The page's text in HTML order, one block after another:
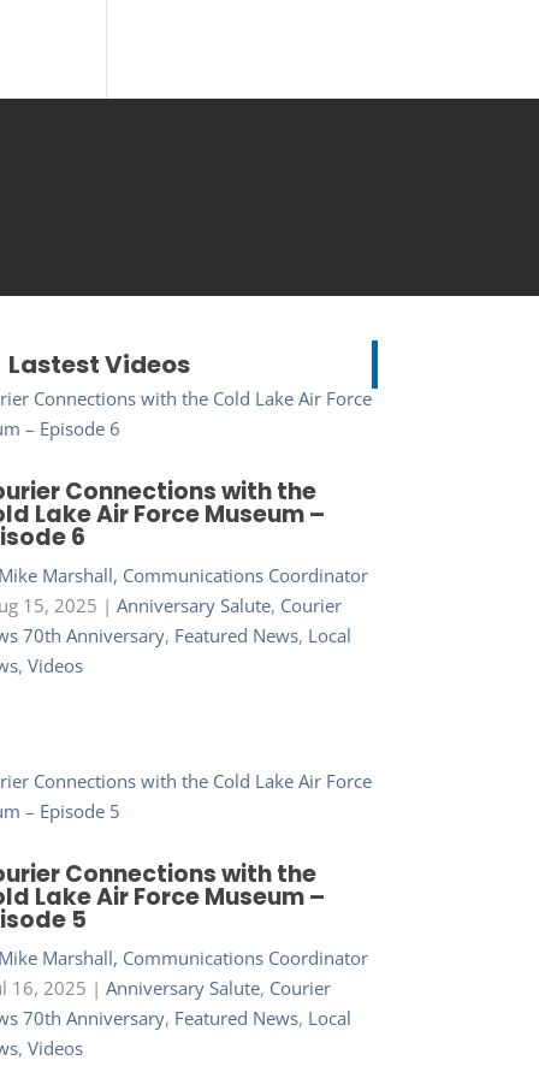
Lastest Videos
Connections with the
Lake Air Force Museum –
6
Marshall, Communications Coordinator
15, 2025 | Anniversary Salute, Courier
70th Anniversary, Featured News, Local
, Videos
Connections with the
Lake Air Force Museum –
5
Marshall, Communications Coordinator
16, 2025 | Anniversary Salute, Courier
70th Anniversary, Featured News, Local
, Videos